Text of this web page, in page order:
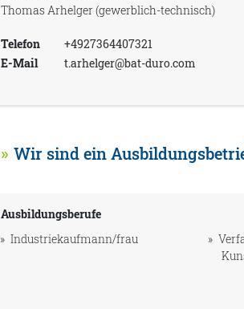
Thomas Arhelger (gewerblich-technisch)
Telefon
+4927364407321
E-Mail
t.arhelger@bat-duro.com
Wir sind ein
Ausbildungsberufe
Industriekaufmann/frau